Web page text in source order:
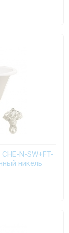
N-SW+FT-
никель